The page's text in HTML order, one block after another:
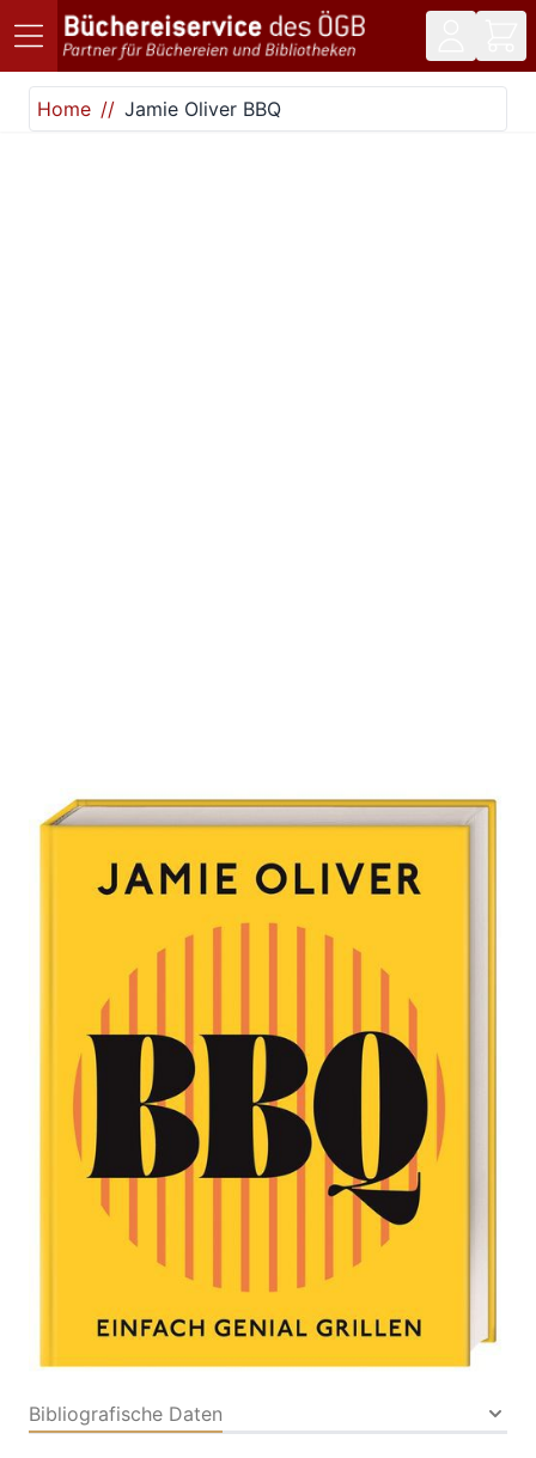
Direkt zum Inhalt
Home
Jamie Oliver BBQ
Jamie Oliver BBQ
Zur Wunschliste hinzufügen
Grillrezepte, Profi-Tipps, Techniken & Jamies beste
Grillgeheimnisse inklusive.
Jamie Oliver
Verlag: DK Verlag
Kindersley Verlag
23.04.2026
256 Seiten
2
Bibliografische Daten